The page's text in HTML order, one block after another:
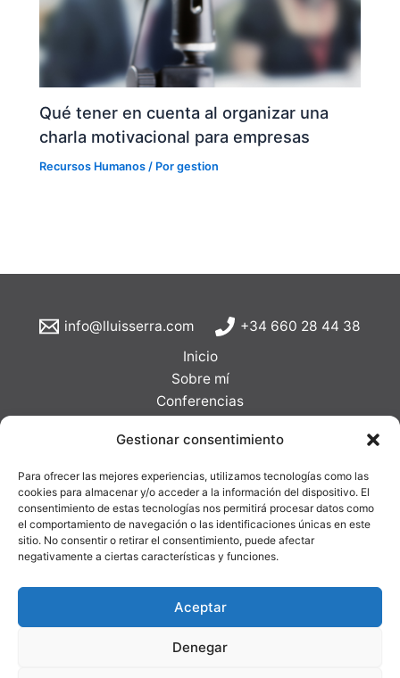
Gestionar consentimiento
Para ofrecer las mejores experiencias, utilizamos tecnologías como las
cookies para almacenar y/o acceder a la información del dispositivo. El
consentimiento de estas tecnologías nos permitirá procesar datos como
el comportamiento de navegación o las identificaciones únicas en este
sitio. No consentir o retirar el consentimiento, puede afectar
negativamente a ciertas características y funciones.
Aceptar
Denegar
Qué tener en cuenta al organizar una
charla motivacional para empresas
Recursos Humanos / Porgestion
info@lluisserra.com
+34 660 28 44 38
Inicio
Sobre mí
Conferencias
Clientes
Blog
Galería
Contacto
Políticas de privacidad
Todos los derechos © 2026 Lluís Serra